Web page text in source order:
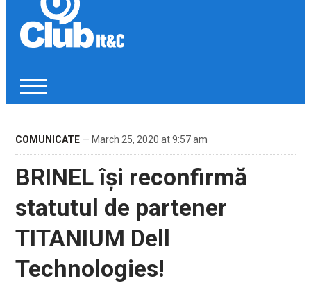
COMUNICATE— March 25, 2020 at 9:57 am
BRINEL își reconfirmă
statutul de partener
TITANIUM Dell
Technologies!